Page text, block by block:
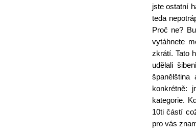
jste ostatní
teda
Proč ne?
vytáhnete
zkrátí. Tato
udělali
konkrétně:
kategorie.
10ti částí
pro vás